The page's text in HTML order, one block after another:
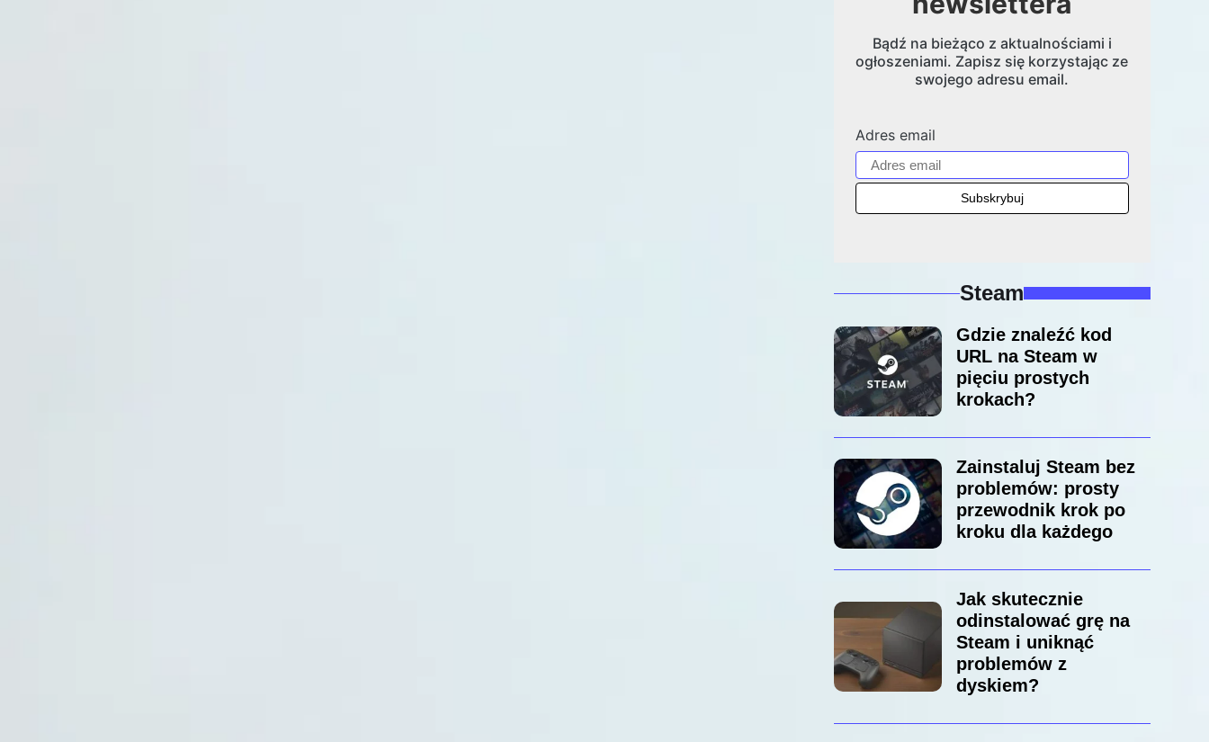
Bądź na bieżąco z aktualnościami i
ogłoszeniami. Zapisz się korzystając ze
swojego adresu email.
Adres email
Steam
Gdzie znaleźć kod
URL na Steam w
pięciu prostych
krokach?
Zainstaluj Steam bez
problemów: prosty
przewodnik krok po
kroku dla każdego
Jak skutecznie
odinstalować grę na
Steam i uniknąć
problemów z
dyskiem?